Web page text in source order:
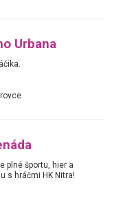
Urbana
plné športu, hier a
s hráčmi HK Nitra!